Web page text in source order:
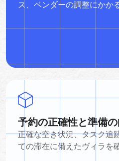
ス、ベンダーの調整にかか
予約の正確性と準備
正確な空き状況、タスク追
ての滞在に備えたヴィラを